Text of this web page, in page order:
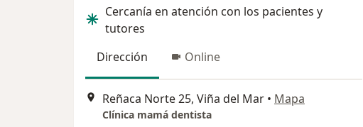
Cercanía en atención con los pacientes y
tutores
Dirección
Online
Reñaca Norte 25, Viña del Mar • Mapa
Clínica mamá dentista